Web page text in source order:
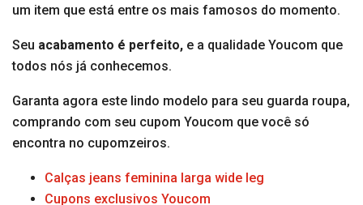
um item que está entre os mais famosos do momento.
Seu acabamento é perfeito, e a qualidade Youcom que
todos nós já conhecemos.
Garanta agora este lindo modelo para seu guarda roupa,
comprando com seu cupom Youcom que você só
encontra no cupomzeiros.
Calças jeans feminina larga wide leg
Cupons exclusivos Youcom